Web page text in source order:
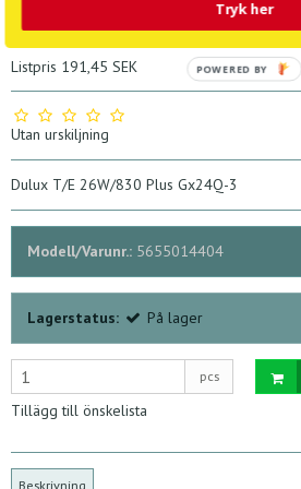
124,61 SEK
Listpris 191,45 SEK
Utan urskiljning
Dulux T/E 26W/830 Plus Gx24Q-3
Modell/Varunr.: 5655014404
Lagerstatus: På lager
pcs
Tillägg till önskelista
Beskrivning
Tryk her
POWERED BY